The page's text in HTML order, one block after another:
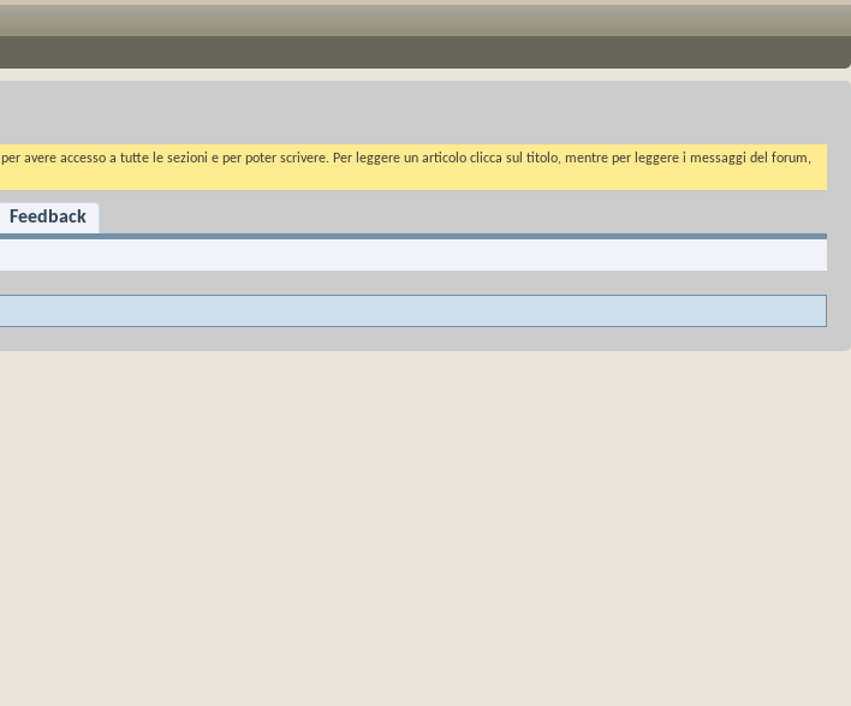
per avere accesso a tutte le sezioni e per poter scrivere. Per leggere un articolo clicca sul titolo, mentre per leggere i messaggi del forum,
Feedback